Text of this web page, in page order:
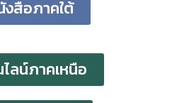
สือภาคใต้
ลน์ภาคเหนือ